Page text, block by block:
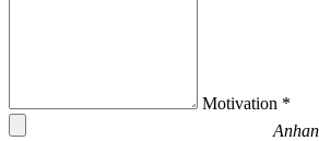
Motivation *